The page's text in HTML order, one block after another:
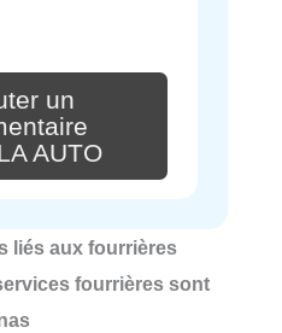
un
AUTO
liés aux fourrières
fourrières sont